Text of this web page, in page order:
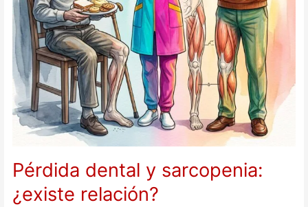
Pérdida dental y sarcopenia:
¿existe relación?